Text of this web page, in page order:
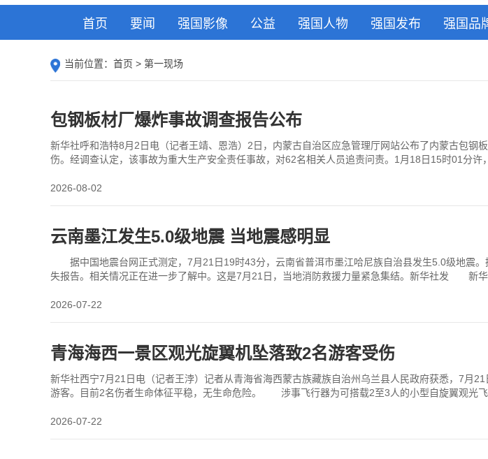
首页 要闻 强国影像 公益 强国人物 强国发布 强国品
当前位置： 首页 > 第一现场
包钢板材厂爆炸事故调查报告公布
新华社呼和浩特8月2日电（记者王靖、恩浩）2日，内蒙古自治区应急管理厅网站公布了内蒙古包
伤。经调查认定，该事故为重大生产安全责任事故，对62名相关人员追责问责。1月18日15时01分
2026-08-02
云南墨江发生5.0级地震 当地震感明显
据中国地震台网正式测定，7月21日19时43分，云南省普洱市墨江哈尼族自治县发生5.0级地震
失报告。相关情况正在进一步了解中。这是7月21日，当地消防救援力量紧急集结。新华社发 新
2026-07-22
青海海西一景区观光旋翼机坠落致2名游客受伤
新华社西宁7月21日电（记者王浡）记者从青海省海西蒙古族藏族自治州乌兰县人民政府获悉，7月
游客。目前2名伤者生命体征平稳，无生命危险。 涉事飞行器为可搭载2至3人的小型自旋翼观
2026-07-22